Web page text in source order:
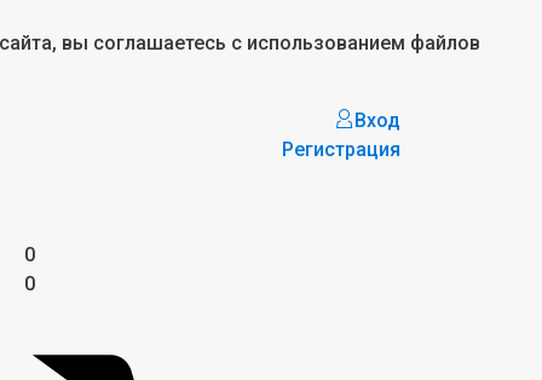
вы соглашаетесь с использованием файлов
Вход
Регистрация
0
0